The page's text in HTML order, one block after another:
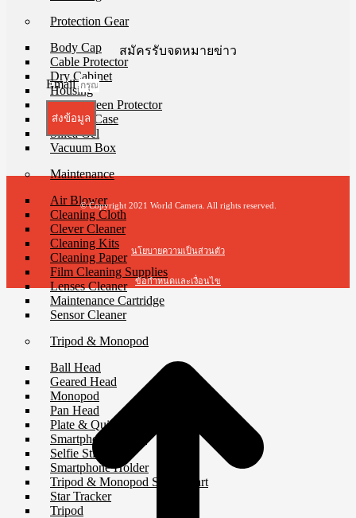
Protection Gear
Body Cap
Cable Protector
Dry Cabinet
Housing
LCD Screen Protector
Silicone Case
Silica Gel
Vacuum Box
Maintenance
Air Blower
Cleaning Cloth
Clever Cleaner
Cleaning Kits
Cleaning Paper
Film Cleaning Supplies
Lenses Cleaner
Maintenance Cartridge
Sensor Cleaner
Tripod & Monopod
Ball Head
Geared Head
Monopod
Pan Head
Plate & Quick Release
Smartphone Clamp
Selfie Stick
Smartphone Holder
Tripod & Monopod Spares Part
Star Tracker
Tripod
สมัครรับจดหมายข่าว
Email
ส่งข้อมูล
© Copyright 2021 World Camera. All rights reserved.
นโยบายความเป็นส่วนตัว
ข้อกำหนดและเงื่อนไข